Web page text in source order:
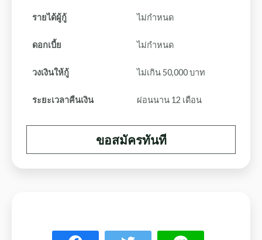
รายได้ผู้กู้ ไม่กำหนด
ดอกเบี้ย ไม่กำหนด
วงเงินให้กู้ ไม่เกิน 50,000 บาท
ระยะเวลาคืนเงิน ผ่อนนาน 12 เดือน
ขอสมัครทันที